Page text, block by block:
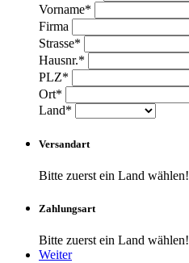
Vorname*
Firma
Strasse*
Hausnr.*
PLZ*
Ort*
Land*
Versandart
Bitte zuerst ein Land wählen!
Zahlungsart
Bitte zuerst ein Land wählen!
Weiter